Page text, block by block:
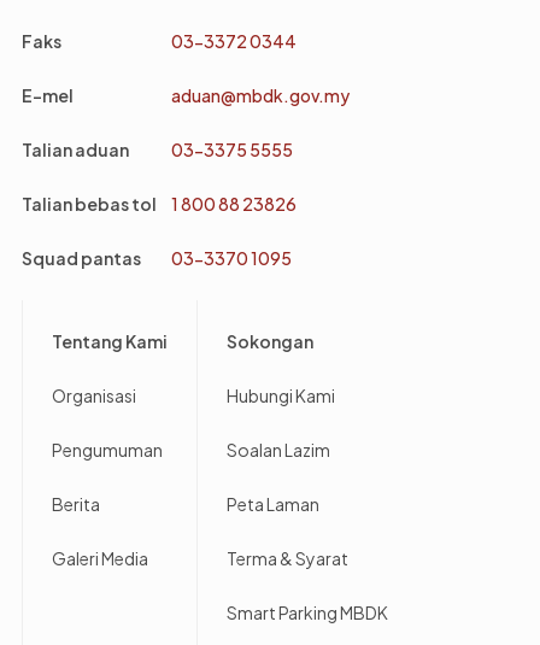
Faks 03-3372 0344
E-mel aduan@mbdk.gov.my
Talian aduan 03-3375 5555
Talian bebas tol 1 800 88 23826
Squad pantas 03-3370 1095
Tentang Kami
Organisasi
Pengumuman
Berita
Galeri Media
Sokongan
Hubungi Kami
Soalan Lazim
Peta Laman
Terma & Syarat
Smart Parking MBDK